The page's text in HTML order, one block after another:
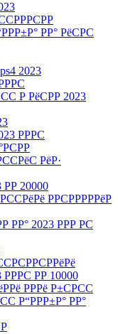
РР° РёСРС
2023
Р РёСРР 2023
РРРС
РёР·
20000
РРСРРРРРёР
РР° 2023 РРР РС
РР 10000
РРРё Р±СРСС
Р“РРР±Р° РР°